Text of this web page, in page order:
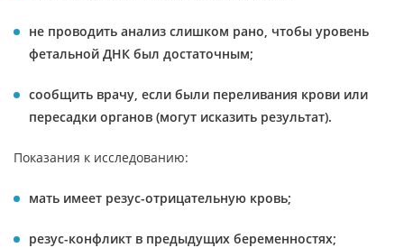
не проводить анализ слишком рано, чтобы уровень
фетальной ДНК был достаточным;
сообщить врачу, если были переливания крови или
пересадки органов (могут исказить результат).
Показания к исследованию:
мать имеет резус-отрицательную кровь;
резус-конфликт в предыдущих беременностях;